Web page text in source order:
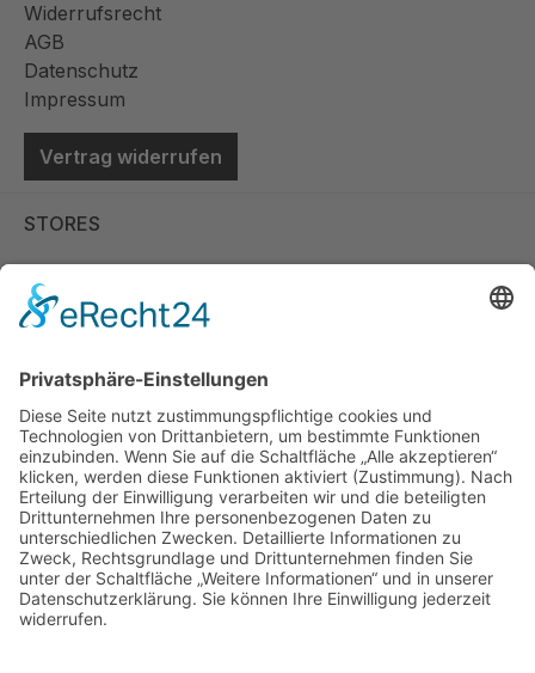
Widerrufsrecht
AGB
Datenschutz
Impressum
Vertrag widerrufen
STORES
Store Viernheim
Store Berlin
Handelspartner Köln
SICHERE BEZAHLUNG
ZUVERLÄSSIGER VERSAND